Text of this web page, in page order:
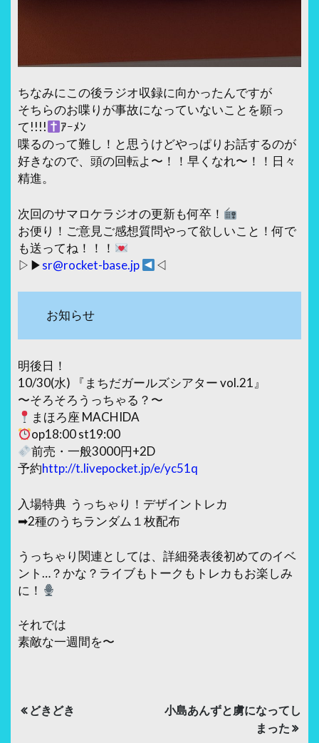
ちなみにこの後ラジオ収録に向かったんですが
そちらのお喋りが事故になっていないことを願っ
て!!!!
ｱｰﾒﾝ
喋るのって難し！と思うけどやっぱりお話するのが
好きなので、頭の回転よ〜！！早くなれ〜！！日々
精進。
次回のサマロケラジオの更新も何卒！
お便り！ご意見ご感想質問やって欲しいこと！何で
も送ってね！！！
▷▶︎sr@rocket-base.jp ◁
お知らせ
明後日！
10/30(水) 『まちだガールズシアター vol.21』
〜そろそろうっちゃる？〜
まほろ座 MACHIDA
op18:00 st19:00
前売・一般3000円+2D
予約http://t.livepocket.jp/e/yc51q
入場特典 うっちゃり！デザイントレカ
➡︎2種のうちランダム１枚配布
うっちゃり関連としては、詳細発表後初めてのイベ
ント…？かな？ライブもトークもトレカもお楽しみ
に！
それでは
素敵な一週間を〜
投どきどき
小島あんずと虜になってし
まった